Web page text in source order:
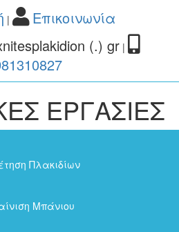
|
Επικοινωνία
(.) gr |
ΕΡΓΑΣΙΕΣ
Πλακιδίων
Μπάνιου